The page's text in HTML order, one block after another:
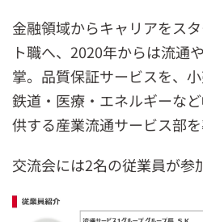
金融領域からキャリアをス
ト職へ、2020年からは流通
掌。品質保証サービスを、
鉄道・医療・エネルギーな
供する産業流通サービス部を
交流会には2名の従業員が参